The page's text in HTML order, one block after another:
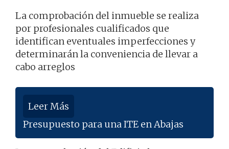
La comprobación del inmueble se realiza
por profesionales cualificados que
identifican eventuales imperfecciones y
determinarán la conveniencia de llevar a
cabo arreglos
Leer Más
Presupuesto para una ITE en Abajas